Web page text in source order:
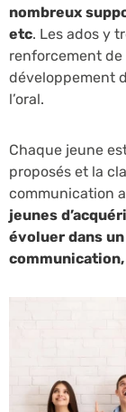
nombreux
etc. Les ados y
renforcement de
développement
l’oral.
Chaque jeune
proposés et la
communication
jeunes
évoluer dans